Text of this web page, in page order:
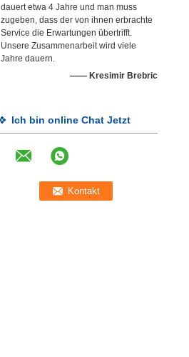
dauert etwa 4 Jahre und man muss
zugeben, dass der von ihnen erbrachte
Service die Erwartungen übertrifft.
Unsere Zusammenarbeit wird viele
Jahre dauern.
—— Kresimir Brebric
Ich bin online Chat Jetzt